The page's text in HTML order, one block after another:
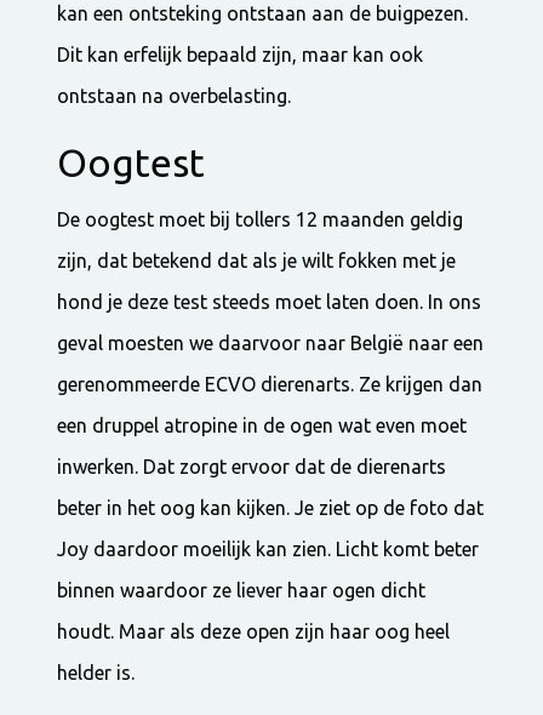
kan een ontsteking ontstaan aan de buigpezen.
Dit kan erfelijk bepaald zijn, maar kan ook
ontstaan na overbelasting.
Oogtest
De oogtest moet bij tollers 12 maanden geldig
zijn, dat betekend dat als je wilt fokken met je
hond je deze test steeds moet laten doen. In ons
geval moesten we daarvoor naar België naar een
gerenommeerde ECVO dierenarts. Ze krijgen dan
een druppel atropine in de ogen wat even moet
inwerken. Dat zorgt ervoor dat de dierenarts
beter in het oog kan kijken. Je ziet op de foto dat
Joy daardoor moeilijk kan zien. Licht komt beter
binnen waardoor ze liever haar ogen dicht
houdt. Maar als deze open zijn haar oog heel
helder is.